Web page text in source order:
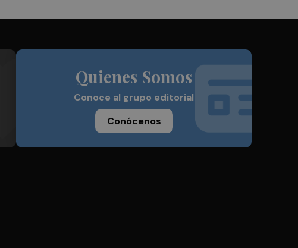
Quienes Somos
Conoce al grupo editorial
Conócenos